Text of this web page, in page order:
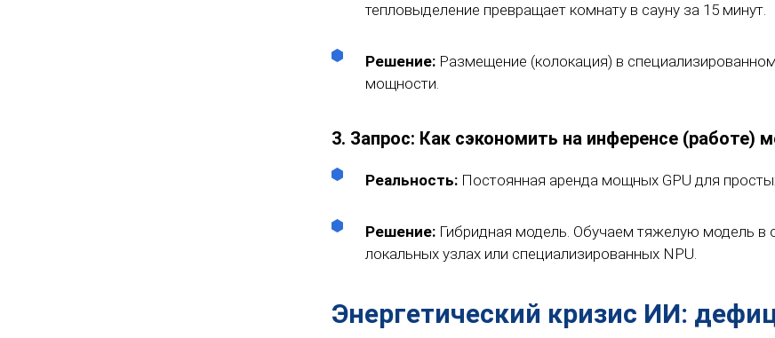
тепловыделение превращает комнату в сауну за 15 минут.
Решение: Размещение (колокация) в
мощности.
3. Запрос: Как сэкономить на инференсе (работе)
Реальность: Постоянная аренда мощных GPU для
Решение: Гибридная модель. Обучаем тяжелую модель в
локальных узлах или специализированных NPU.
Энергетический кризис ИИ: